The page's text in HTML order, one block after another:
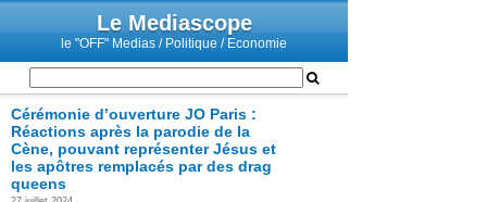
Le Mediascope
le "OFF" Medias / Politique / Economie
Cérémonie d’ouverture JO Paris :
Réactions après la parodie de la
Cène, pouvant représenter Jésus et
les apôtres remplacés par des drag
queens